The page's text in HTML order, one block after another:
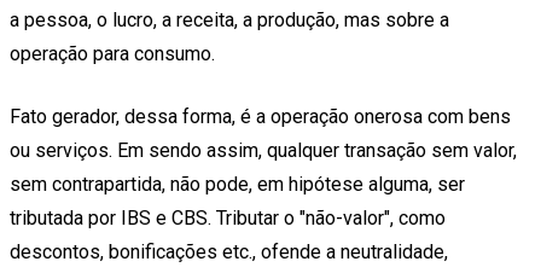
a pessoa, o lucro, a receita, a produção, mas sobre a
operação para consumo.
Fato gerador, dessa forma, é a operação onerosa com bens
ou serviços. Em sendo assim, qualquer transação sem valor,
sem contrapartida, não pode, em hipótese alguma, ser
tributada por IBS e CBS. Tributar o "não-valor", como
descontos, bonificações etc., ofende a neutralidade,